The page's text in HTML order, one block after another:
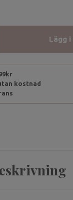
Lägg
kostnad